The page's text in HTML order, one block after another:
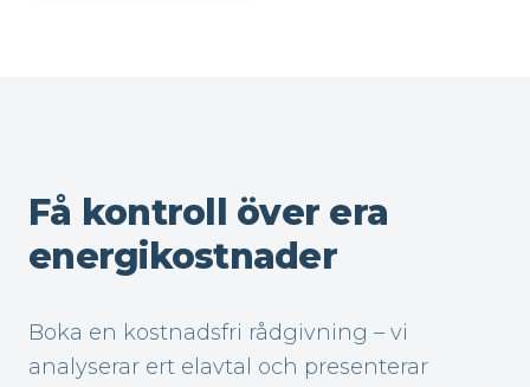
Boka en kostnadsfri rådgivning – vi
analyserar ert elavtal och presenterar
Få kontroll över era
energikostnader